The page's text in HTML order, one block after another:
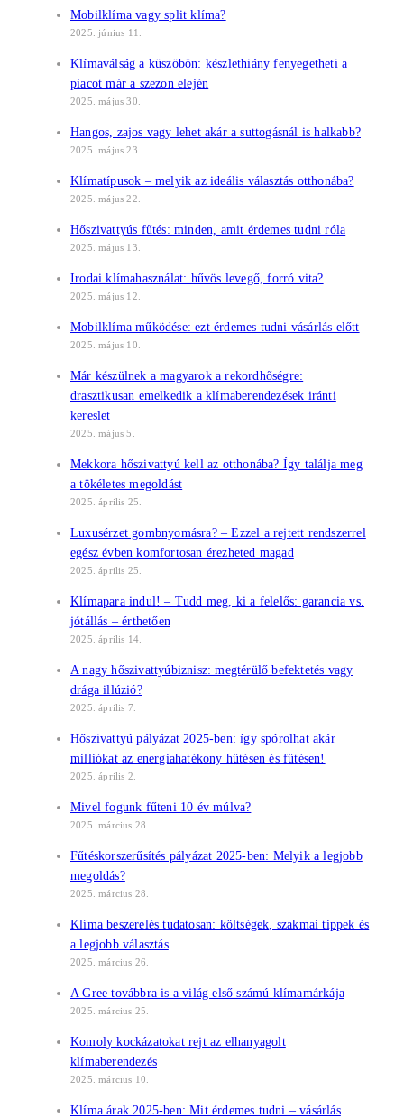
Mobilklíma vagy split klíma?
2025. június 11.
Klímaválság a küszöbön: készlethiány fenyegetheti a
piacot már a szezon elején
2025. május 30.
Hangos, zajos vagy lehet akár a suttogásnál is halkabb?
2025. május 23.
Klímatípusok – melyik az ideális választás otthonába?
2025. május 22.
Hőszivattyús fűtés: minden, amit érdemes tudni róla
2025. május 13.
Irodai klímahasználat: hűvös levegő, forró vita?
2025. május 12.
Mobilklíma működése: ezt érdemes tudni vásárlás előtt
2025. május 10.
Már készülnek a magyarok a rekordhőségre:
drasztikusan emelkedik a klímaberendezések iránti
kereslet
2025. május 5.
Mekkora hőszivattyú kell az otthonába? Így találja meg
a tökéletes megoldást
2025. április 25.
Luxusérzet gombnyomásra? – Ezzel a rejtett rendszerrel
egész évben komfortosan érezheted magad
2025. április 25.
Klímapara indul! – Tudd meg, ki a felelős: garancia vs.
jótállás – érthetően
2025. április 14.
A nagy hőszivattyúbiznisz: megtérülő befektetés vagy
drága illúzió?
2025. április 7.
Hőszivattyú pályázat 2025-ben: így spórolhat akár
milliókat az energiahatékony hűtésen és fűtésen!
2025. április 2.
Mivel fogunk fűteni 10 év múlva?
2025. március 28.
Fűtéskorszerűsítés pályázat 2025-ben: Melyik a legjobb
megoldás?
2025. március 28.
Klíma beszerelés tudatosan: költségek, szakmai tippek és
a legjobb választás
2025. március 26.
A Gree továbbra is a világ első számú klímamárkája
2025. március 25.
Komoly kockázatokat rejt az elhanyagolt
klímaberendezés
2025. március 10.
Klíma árak 2025-ben: Mit érdemes tudni – vásárlás